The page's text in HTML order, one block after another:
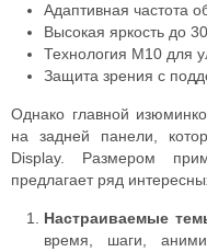
Адаптивная частота
Высокая яркость до
Технология M10 для
Защита зрения с
Однако главной
на задней панели,
Display. Размером
предлагает ряд
Настраиваемые
время, шаги,